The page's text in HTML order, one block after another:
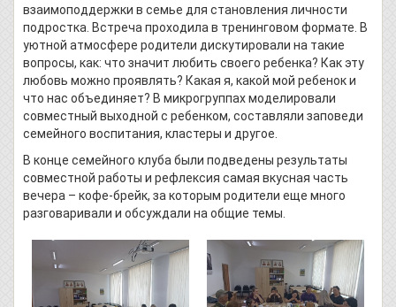
взаимоподдержки в семье для становления личности
подростка. Встреча проходила в тренинговом формате. В
уютной атмосфере родители дискутировали на такие
вопросы, как: что значит любить своего ребенка? Как эту
любовь можно проявлять? Какая я, какой мой ребенок и
что нас объединяет? В микрогруппах моделировали
совместный выходной с ребенком, составляли заповеди
семейного воспитания, кластеры и другое.
В конце семейного клуба были подведены результаты
совместной работы и рефлексия самая вкусная часть
вечера – кофе-брейк, за которым родители еще много
разговаривали и обсуждали на общие темы.